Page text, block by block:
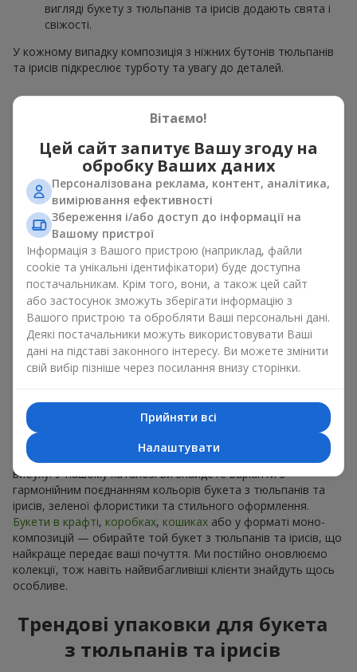
вигляді букету з тюльпанів та ірисів додають свята і
свіжості.
У кожному випадку композиція з ніжних бутонів тюльпанів
та ірисів підкреслює турботу та увагу до деталей.
Психологія кольорів у букетах
з тюльпанів та ірисів
Кольори у весняній флористиці мають велике значення.
Блакитно-жовті відтінки в композиції символізують надію,
спокій і життєву енергію. Це класичне поєднання
контрастних кольорів убукеті
з тюльпанів та ірисів
виглядає свіжо і водночас елегантно. Жовті тюльпани
дарують відчуття радості, а
сині та фіолетові іриси
стабільність. Такий букет з тюльпанів та ірисів створює
яскравий весняний настрій і заряджає позитивом.
Варіанти оформлення букетів з
тюльпанів та ірисів в м. Козин
Оформлення букета з тюльпанів та ірисів відіграє ключову
ароматні букети з тюльпанів та ірисів.
Кожен букет з ірисів і
тюльпанів
в м. Козин має свій настрій
— від ніжного романтичного до яскравого весняного
вибуху. У нашому каталозі ви знайдете варіанти з
гармонійним поєднанням кольорів букета з тюльпанів та
ірисів, зеленої флористики та стильного оформлення.
Букети в крафті, коробках, кошиках або у форматі моно-
композицій — обирайте той букет з тюльпанів та ірисів, що
найкраще передає ваші почуття. Ми постійно оновлюємо
колекції, тож навіть найвибагливіші клієнти знайдуть щось
особливе.
Трендові упаковки для букета
з тюльпанів та ірисів
Вітаємо!
Цей сайт запитує Вашу згоду на
обробку Ваших даних
Персоналізована реклама, контент, аналітика,
вимірювання ефективності
Збереження і/або доступ до інформації на
Вашому пристрої
Інформація з Вашого пристрою (наприклад, файли
cookie та унікальні ідентифікатори) буде доступна
постачальникам. Крім того, вони, а також цей сайт
або застосунок зможуть зберігати інформацію з
Вашого пристрою та обробляти Ваші персональні дані.
Деякі постачальники можуть використовувати Ваші
дані на підставі законного інтересу. Ви можете змінити
свій вибір пізніше через посилання внизу сторінки.
Прийняти всі
Налаштувати